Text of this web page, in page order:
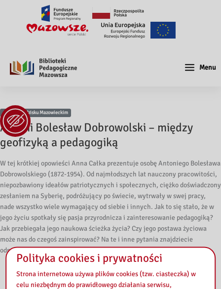
Menu
Filia w Grodzisku Mazowieckim
Antoni Bolesław Dobrowolski – między
geofizyką a pedagogiką
W tej krótkiej opowieści Anna Całka prezentuje osobę Antoniego Bolesława
Dobrowolskiego (1872-1954). Od najmłodszych lat nauczony pracowitości,
niepozbawiony ideałów patriotycznych i społecznych, ciężko doświadczony
zesłaniem na Syberię, podróżujący po świecie, wytrwały w swej pracy,
nade wszystko wiele wymagający od siebie i innych. Jak to się stało, że w
jego życiu spotkały się pasja przyrodnicza i zainteresowanie pedagogiką?
Jak przebiegała jego naukowa ścieżka życia? Czy jego postawa życiowa
może nas do czegoś zainspirować? Na te i inne pytania znajdziecie
odpowiedzi w tym odcinku podcastu.
Polityka cookies i prywatności
Strona internetowa używa plików cookies (tzw. ciasteczka) w
celu niezbędnym do prawidłowego działania serwisu,